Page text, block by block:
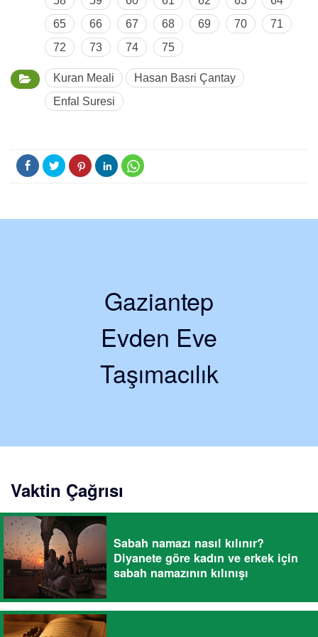
65
66 67 68 69 70
71
72
73 74 75
Kuran Meali
Hasan Basri Çantay
Enfal Suresi
Gaziantep
Evden Eve
Taşımacılık
Vaktin Çağrısı
Sabah namazı nasıl kılınır?
Diyanete göre kadın ve erkek için
sabah namazının kılınışı